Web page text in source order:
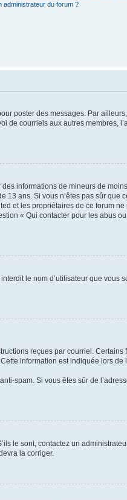
administrateur du forum ?
poster des messages. Par
de courriels aux autres membres,
informations de mineurs de
ans. Si vous n’êtes pas sûr que
et les propriétaires de ce forum
« Qui contacter pour les abus
le nom d’utilisateur que vous
reçues par courriel.
information est indiquée lors de
spam. Si vous êtes sûr de
le sont, contactez un
la corriger.